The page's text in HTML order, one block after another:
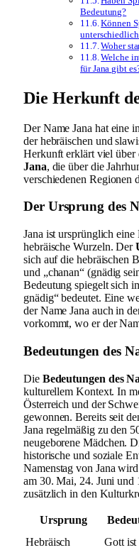
Bedeutung?
Können
Woher
Welche
für Jana gibt
Die Herkunft
Der Name Jana hat eine
der hebräischen und
Herkunft erklärt viel über
Jana, die über die
verschiedenen Regionen
Der Ursprung des
Jana ist ursprünglich
hebräische Wurzeln. Der
sich auf die hebräischen
und „chanan“ (gnädig
Bedeutung spiegelt sich
gnädig“ bedeutet. Eine
der Name Jana auch in
vorkommt, wo er der
Bedeutungen des
Die Bedeutungen des
kulturellem Kontext. In
Österreich und der
gewonnen. Bereits seit
Jana regelmäßig zu den
neugeborene Mädchen.
historische und soziale
Namenstag von Jana
am 30. Mai, 24. Juni und
zusätzlich in den
Ursprung
Hebräisch
Gott ist